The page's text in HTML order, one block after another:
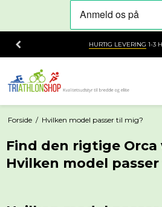
HURTIG LEVERING 1-3
Forside / Hvilken model passer til mig?
Find den rigtige
Hvilken model